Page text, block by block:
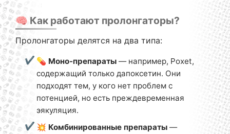
🧠 Как работают пролонгаторы?
Пролонгаторы делятся на два типа:
💊 Моно-препараты — например, Poxet,
содержащий только дапоксетин. Они
подходят тем, у кого нет проблем с
потенцией, но есть преждевременная
эякуляция.
💥 Комбинированные препараты —